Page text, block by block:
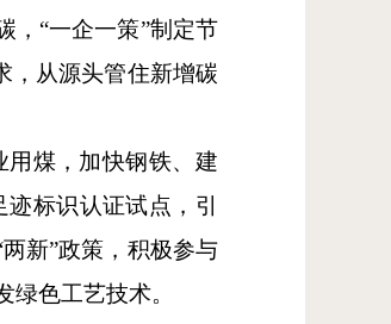
，“一企一策”制定节
，从源头管住新增碳
煤，加快钢铁、建
标识认证试点，引
新”政策，积极参与
色工艺技术。